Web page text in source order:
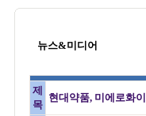
뉴스&미디어
제
목
현대약품, 미에로화